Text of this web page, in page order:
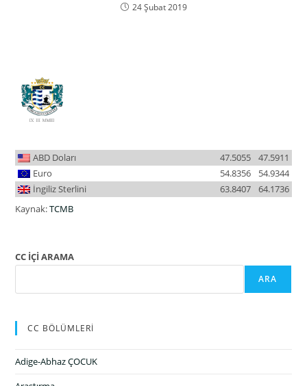
24 Şubat 2019
ABD Doları 47.5911
47.5055
Euro
54.9344
54.8356
İngiliz Sterlini
64.1736
63.8407
Kaynak:TCMB
CC İÇİ ARAMA
ARA
CC BÖLÜMLERİ
Adige-Abhaz ÇOCUK